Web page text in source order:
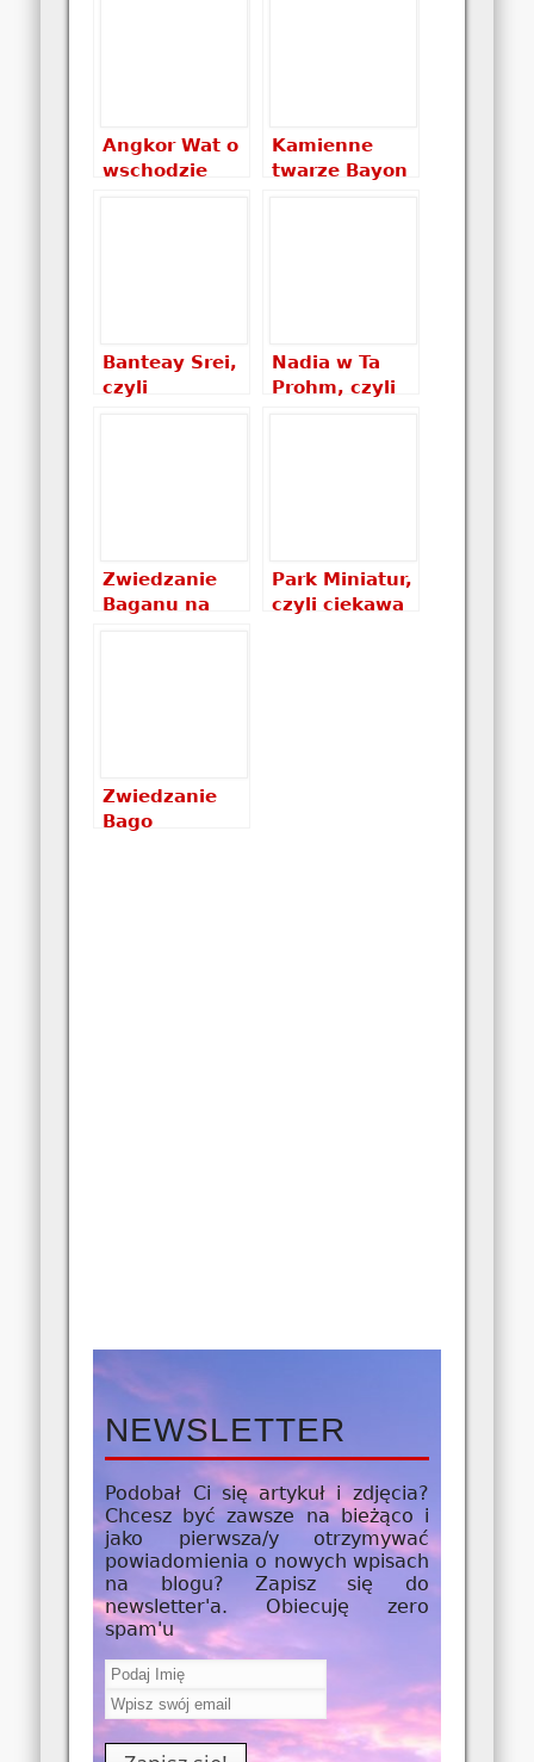
Angkor Wat o
wschodzie
Kamienne
twarze Bayon
Banteay Srei,
czyli
Nadia w Ta
Prohm, czyli
Zwiedzanie
Baganu na
Park Miniatur,
czyli ciekawa
Zwiedzanie
Bago
NEWSLETTER
Podobał Ci się artykuł i zdjęcia?
Chcesz być zawsze na bieżąco i
jako pierwsza/yotrzymywać
powiadomienia o nowych wpisach
na blogu? Zapisz się do
newsletter'a. Obiecuję zero
spam'u